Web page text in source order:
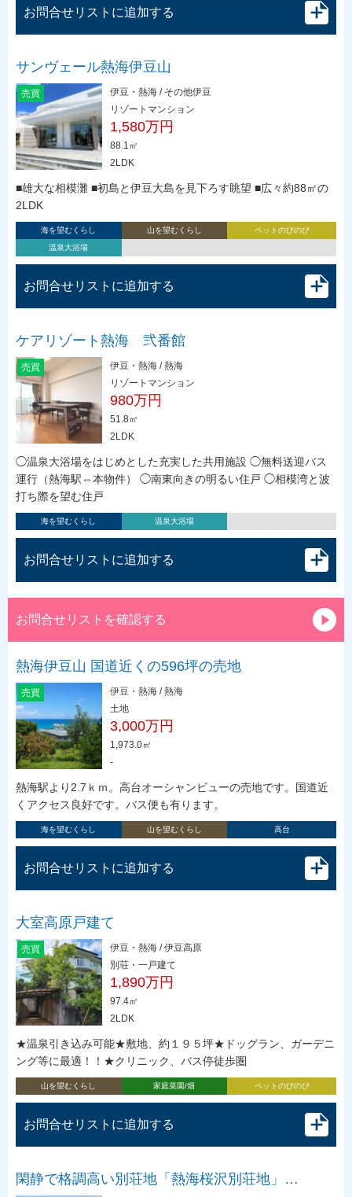
お問合せリストに追加する
サンヴェール熱海伊豆山
売買
伊豆・熱海 / その他伊豆
リゾートマンション
1,580万円
88.1㎡
2LDK
■雄大な相模灘 ■初島と伊豆大島を見下ろす眺望 ■広々約88㎡の
2LDK
海を望むくらし 山を望むくらし
ペットのびのび
温泉大浴場
お問合せリストに追加する
ケアリゾート熱海 弐番館
売買
伊豆・熱海 / 熱海
リゾートマンション
980万円
51.8㎡
2LDK
◯温泉大浴場をはじめとした充実した共用施設 ◯無料送迎バス
運行（熱海駅⇔本物件） ◯南東向きの明るい住戸 ◯相模湾と波
打ち際を望む住戸
海を望むくらし 温泉大浴場
お問合せリストに追加する
お問合せリストを確認する
熱海伊豆山 国道近くの596坪の売地
売買
伊豆・熱海 / 熱海
土地
3,000万円
1,973.0㎡
-
熱海駅より2.7ｋｍ。高台オーシャンビューの売地です。国道近
くアクセス良好です。バス便も有ります。
海を望むくらし 山を望むくらし 高台
お問合せリストに追加する
大室高原戸建て
売買
伊豆・熱海 / 伊豆高原
別荘・一戸建て
1,890万円
97.4㎡
2LDK
★温泉引き込み可能★敷地、約１９５坪★ドッグラン、ガーデニ
ング等に最適！！★クリニック、バス停徒歩圏
山を望むくらし 家庭菜園/畑 ペットのびのび
お問合せリストに追加する
閑静で格調高い別荘地「熱海桜沢別荘地」…